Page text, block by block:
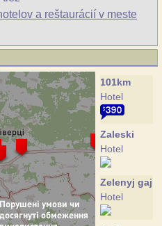
a reštaurácií v meste
101km
Hotel
Zaleski
Hotel
Zelenyj gaj
Hotel